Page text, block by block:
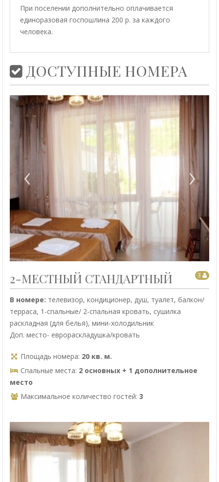
При поселении дополнительно оплачивается
единоразовая госпошлина 200 р. за каждого
человека.
ДОСТУПНЫЕ НОМЕРА
‹ ›
3
2-МЕСТНЫЙ СТАНДАРТНЫЙ
В номере: телевизор, кондиционер, душ, туалет, балкон/
терраса, 1-спальные/ 2-спальная кровать, сушилка
раскладная (для белья), мини-холодильник
Доп. место- еврораскладушка/кровать
Площадь номера: 20 кв. м.
Спальные места: 2 основных + 1 дополнительное
место
Максимальное количество гостей: 3